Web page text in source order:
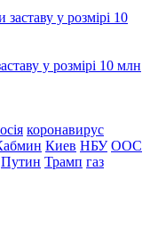
у розмірі 10 млн
коронавирус
Киев НБУ ООС
Путин Трамп газ